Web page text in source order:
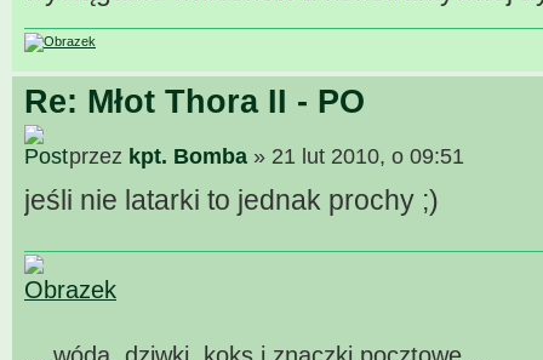
Re: Młot Thora II - PO
przez kpt. Bomba » 21 lut 2010, o 09:51
jeśli nie latarki to jednak prochy ;)